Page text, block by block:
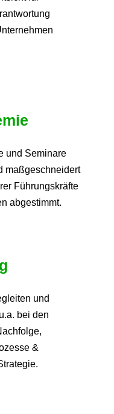
und Seminare
maßgeschneidert
Führungskräfte
abgestimmt.
und
bei den
&